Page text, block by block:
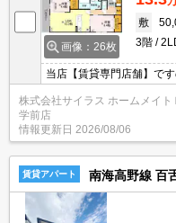
画像：26枚
敷
3階
当店【賃貸専門店舗】で
い！どこにある物件でも
せ♪初期費用がご心配な方
お部屋探し頂けます。
株式会社サイラス ホームメイト
学前店
情報更新日 2026/08/06
賃貸アパート 南海高野線 百